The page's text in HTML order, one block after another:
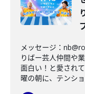
メッセージ：
りばー芸人仲間や
面白い！と愛され
曜の朝に、テンシ